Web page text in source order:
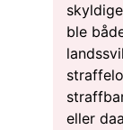
ble
eller